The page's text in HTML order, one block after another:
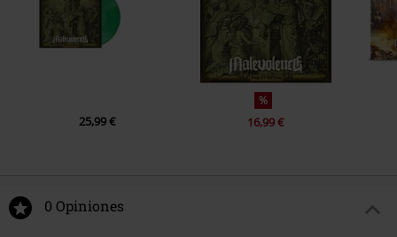
25,99 €
%
16,99 €
0 Opiniones